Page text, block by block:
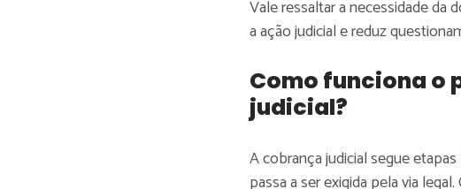
Vale ressaltar a necessidade da
a ação judicial e reduz
Como funciona o
judicial?
A cobrança judicial segue
passa a ser exigida pela via